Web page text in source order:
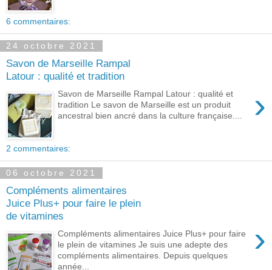
6 commentaires:
24 octobre 2021
Savon de Marseille Rampal
Latour : qualité et tradition
›
Savon de Marseille Rampal Latour : qualité et
tradition Le savon de Marseille est un produit
ancestral bien ancré dans la culture française....
2 commentaires:
06 octobre 2021
Compléments alimentaires
Juice Plus+ pour faire le plein
de vitamines
›
Compléments alimentaires Juice Plus+ pour faire
le plein de vitamines Je suis une adepte des
compléments alimentaires. Depuis quelques
année...